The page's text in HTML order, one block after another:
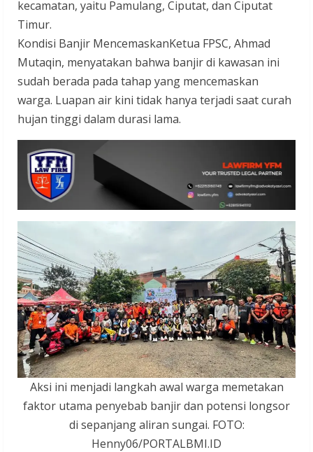
kecamatan, yaitu Pamulang, Ciputat, dan Ciputat
Timur.
Kondisi Banjir MencemaskanKetua FPSC, Ahmad
Mutaqin, menyatakan bahwa banjir di kawasan ini
sudah berada pada tahap yang mencemaskan
warga. Luapan air kini tidak hanya terjadi saat curah
hujan tinggi dalam durasi lama.
Aksi ini menjadi langkah awal warga memetakan
faktor utama penyebab banjir dan potensi longsor
di sepanjang aliran sungai. FOTO:
Henny06/PORTALBMI.ID